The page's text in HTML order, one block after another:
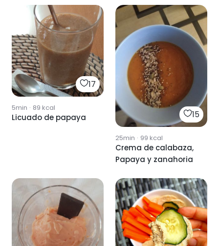
17
5min · 89 kcal
Licuado de papaya 15
25min · 99 kcal
Crema de calabaza,
Papaya y zanahoria